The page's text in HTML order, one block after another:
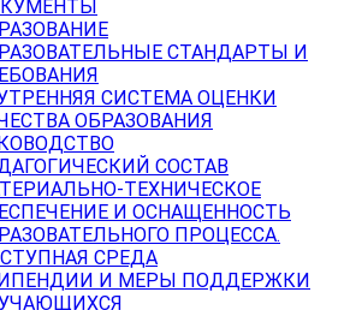
СТАНДАРТЫ И
СИСТЕМА ОЦЕНКИ
ОБРАЗОВАНИЯ
СОСТАВ
ТЕХНИЧЕСКОЕ
И ОСНАЩЕННОСТЬ
ПРОЦЕССА.
СРЕДА
И МЕРЫ ПОДДЕРЖКИ